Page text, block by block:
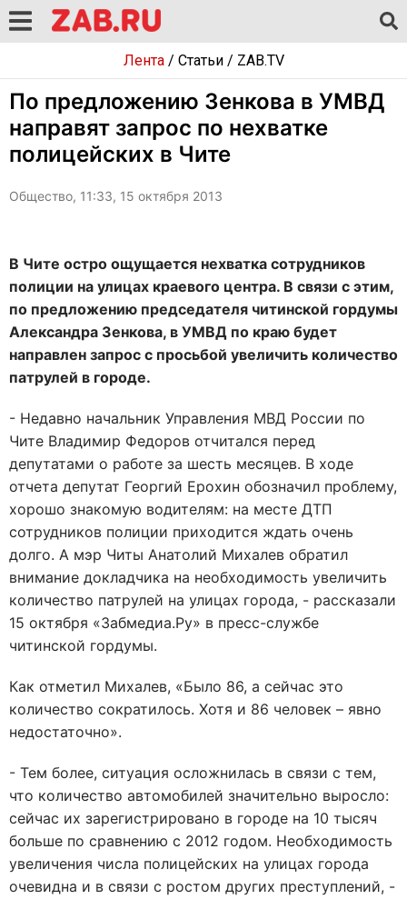
Лента/ Статьи/ ZAB.TV
По предложению Зенкова в УМВД
направят запрос по нехватке
полицейских в Чите
Общество, 11:33, 15 октября 2013
В Чите остро ощущается нехватка сотрудников
полиции на улицах краевого центра. В связи с этим,
по предложению председателя читинской гордумы
Александра Зенкова, в УМВД по краю будет
направлен запрос с просьбой увеличить количество
патрулей в городе.
- Недавно начальник Управления МВД России по
Чите Владимир Федоров отчитался перед
депутатами о работе за шесть месяцев. В ходе
отчета депутат Георгий Ерохин обозначил проблему,
хорошо знакомую водителям: на месте ДТП
сотрудников полиции приходится ждать очень
долго. А мэр Читы Анатолий Михалев обратил
внимание докладчика на необходимость увеличить
количество патрулей на улицах города, - рассказали
15 октября «Забмедиа.Ру» в пресс-службе
читинской гордумы.
Как отметил Михалев, «Было 86, а сейчас это
количество сократилось. Хотя и 86 человек – явно
недостаточно».
- Тем более, ситуация осложнилась в связи с тем,
что количество автомобилей значительно выросло:
сейчас их зарегистрировано в городе на 10 тысяч
больше по сравнению с 2012 годом. Необходимость
увеличения числа полицейских на улицах города
очевидна и в связи с ростом других преступлений, -